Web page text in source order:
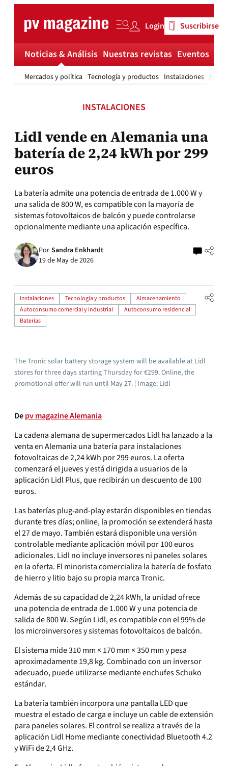
content
Login Suscribirse
Noticias & Análisis
Mercados y política Tecnología y productos Instalaciones
Nuestras revistas Eventos
INSTALACIONES
Lidl vende en Alemania una
batería de 2,24 kWh por 299
euros
La batería admite una potencia de entrada de 1.000 W y
una salida de 800 W, es compatible con la mayoría de
sistemas fotovoltaicos de balcón y puede controlarse
opcionalmente mediante una aplicación específica.
Por Sandra Enkhardt
19 de May de 2026
Instalaciones Tecnología y productos
Almacenamiento
Autoconsumo comercial y industrial
Autoconsumo residencial
Baterías
The Tronic solar battery storage system will be available at Lidl
stores for three days starting Thursday for €299. Online, the
promotional offer will run until May 27. | Image: Lidl
Depv magazine Alemania
La cadena alemana de supermercados Lidl ha lanzado a la
venta en Alemania una batería para instalaciones
fotovoltaicas de 2,24 kWh por 299 euros. La oferta
comenzará el jueves y está dirigida a usuarios de la
aplicación Lidl Plus, que recibirán un descuento de 100
euros.
Las baterías plug-and-play estarán disponibles en tiendas
durante tres días; online, la promoción se extenderá hasta
el 27 de mayo. También estará disponible una versión
controlable mediante aplicación móvil por 100 euros
adicionales. Lidl no incluye inversores ni paneles solares
en la oferta. El minorista comercializa la batería de fosfato
de hierro y litio bajo su propia marca Tronic.
Además de su capacidad de 2,24 kWh, la unidad ofrece
una potencia de entrada de 1.000 W y una potencia de
salida de 800 W. Según Lidl, es compatible con el 99% de
los microinversores y sistemas fotovoltaicos de balcón.
El sistema mide 310 mm × 170 mm × 350 mm y pesa
aproximadamente 19,8 kg. Combinado con un inversor
adecuado, puede utilizarse mediante enchufes Schuko
estándar.
La batería también incorpora una pantalla LED que
muestra el estado de carga e incluye un cable de extensión
para paneles solares. El control se realiza a través de la
aplicación Lidl Home mediante conectividad Bluetooth 4.2
y WiFi de 2,4 GHz.